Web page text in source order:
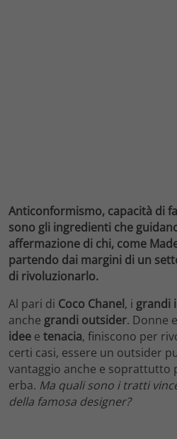
Anticonformismo, capacità di
sono gli ingredienti che
affermazione di chi, come
partendo dai margini di un
di rivoluzionarlo.
Al pari di Coco Chanel, i grandi
anche grandi outsider. Donne
idee e tenacia, finiscono per
certi casi, essere un outsider
vantaggio anche e soprattutto
erba. Ma quali sono i tratti
della famosa designer?